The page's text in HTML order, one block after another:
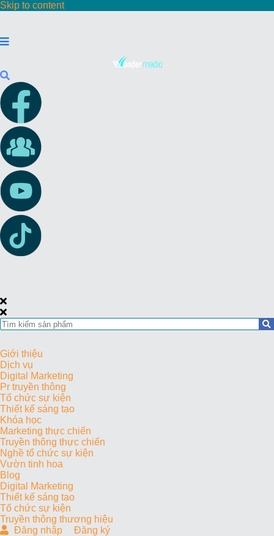
Skip to content
Giới thiệu
Dịch vụ
Digital Marketing
Pr truyền thông
Tổ chức sự kiện
Thiết kế sáng tạo
Khóa học
Marketing thực chiến
Truyền thông thực chiến
Nghề tổ chức sự kiện
Vườn tinh hoa
Blog
Digital Marketing
Thiết kế sáng tạo
Tổ chức sự kiện
Truyền thông thương hiệu
Đăng nhập
Đăng ký